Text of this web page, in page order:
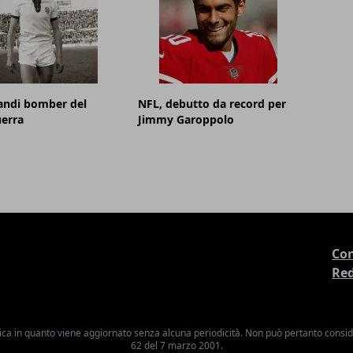
bomber del
NFL, debutto da record per
Jimmy Garoppolo
in quanto viene aggiornato senza alcuna periodicità. Non può pertanto
62 del 7 marzo 2001.